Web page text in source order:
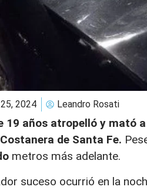
2024 Leandro Rosati
19 años atropelló y mató
de Santa Fe.
metros más adelante.
suceso ocurrió en la